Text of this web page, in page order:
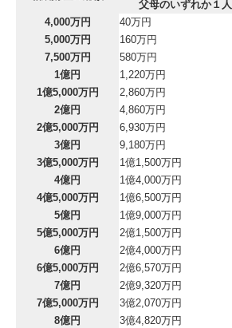
父母のいずれか１人
4,000万円
40万円
5,000万円
160万円
7,500万円
580万円
1億円
1,220万円
1億5,000万円
2,860万円
2億円
4,860万円
2億5,000万円
6,930万円
3億円
9,180万円
3億5,000万円
1億1,500万円
4億円
1億4,000万円
4億5,000万円
1億6,500万円
5億円
1億9,000万円
5億5,000万円
2億1,500万円
6億円
2億4,000万円
6億5,000万円
2億6,570万円
7億円
2億9,320万円
7億5,000万円
3億2,070万円
8億円
3億4,820万円